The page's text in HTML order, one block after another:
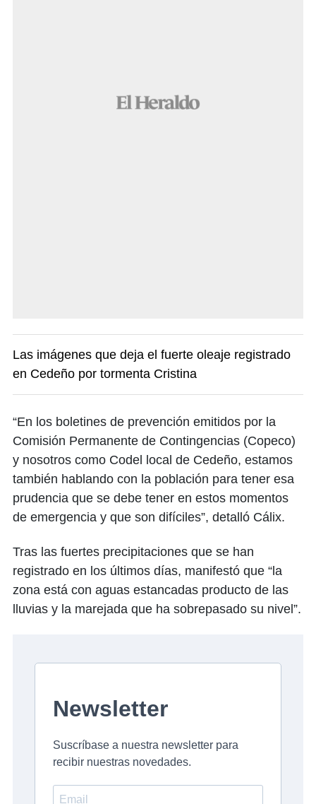
Las imágenes que deja el fuerte oleaje registrado
en Cedeño por tormenta Cristina
“En los boletines de prevención emitidos por la
Comisión Permanente de Contingencias (Copeco)
y nosotros como Codel local de Cedeño, estamos
también hablando con la población para tener esa
prudencia que se debe tener en estos momentos
de emergencia y que son difíciles”, detalló Cálix.
Tras las fuertes precipitaciones que se han
registrado en los últimos días, manifestó que “la
zona está con aguas estancadas producto de las
lluvias y la marejada que ha sobrepasado su nivel”.